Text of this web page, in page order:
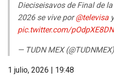
Dieciseisavos de Final de
2026 se vive por@televisa
pic.twitter.com/
— TUDN MEX (@TUDNMEX)
1 julio, 2026 | 19:48